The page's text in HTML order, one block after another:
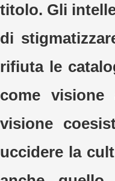
titolo. Gli
di
rifiuta le
come
visione
uccidere la